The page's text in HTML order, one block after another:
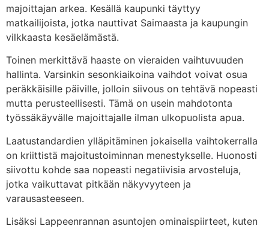
majoittajan arkea. Kesällä kaupunki täyttyy
matkailijoista, jotka nauttivat Saimaasta ja kaupungin
vilkkaasta kesäelämästä.
Toinen merkittävä haaste on vieraiden vaihtuvuuden
hallinta. Varsinkin sesonkiaikoina vaihdot voivat osua
peräkkäisille päiville, jolloin siivous on tehtävä nopeasti
mutta perusteellisesti. Tämä on usein mahdotonta
työssäkäyvälle majoittajalle ilman ulkopuolista apua.
Laatustandardien ylläpitäminen jokaisella vaihtokerralla
on kriittistä majoitustoiminnan menestykselle. Huonosti
siivottu kohde saa nopeasti negatiivisia arvosteluja,
jotka vaikuttavat pitkään näkyvyyteen ja
varausasteeseen.
Lisäksi Lappeenrannan asuntojen ominaispiirteet, kuten